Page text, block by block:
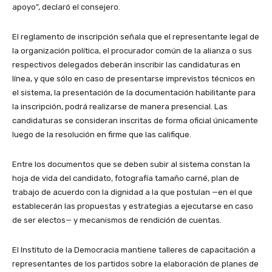
apoyo”, declaró el consejero.
El reglamento de inscripción señala que el representante legal de
la organización política, el procurador común de la alianza o sus
respectivos delegados deberán inscribir las candidaturas en
línea, y que sólo en caso de presentarse imprevistos técnicos en
el sistema, la presentación de la documentación habilitante para
la inscripción, podrá realizarse de manera presencial. Las
candidaturas se consideran inscritas de forma oficial únicamente
luego de la resolución en firme que las califique.
Entre los documentos que se deben subir al sistema constan la
hoja de vida del candidato, fotografía tamaño carné, plan de
trabajo de acuerdo con la dignidad a la que postulan —en el que
establecerán las propuestas y estrategias a ejecutarse en caso
de ser electos— y mecanismos de rendición de cuentas.
El Instituto de la Democracia mantiene talleres de capacitación a
representantes de los partidos sobre la elaboración de planes de